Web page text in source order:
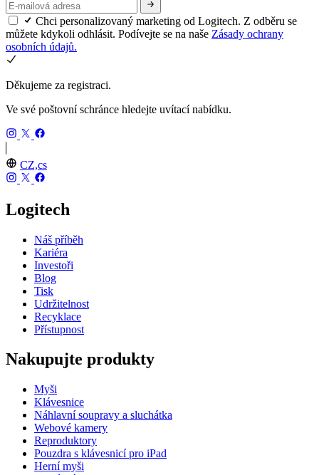
Chci personalizovaný marketing od Logitech. Z odběru se
můžete kdykoli odhlásit. Podívejte se na naše Zásady ochrany
osobních údajů.
Děkujeme za registraci.
Ve své poštovní schránce hledejte uvítací nabídku.
CZ,cs
Logitech
Náš příběh
Kariéra
Investoři
Blog
Tisk
Udržitelnost
Recyklace
Přístupnost
Nakupujte produkty
Myši
Klávesnice
Náhlavní soupravy a sluchátka
Webové kamery
Reproduktory
Pouzdra s klávesnicí pro iPad
Herní myši